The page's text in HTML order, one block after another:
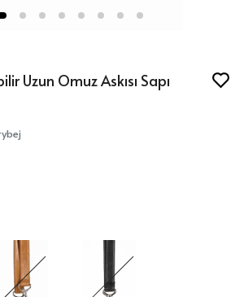
Uzun Omuz Askısı Sapı